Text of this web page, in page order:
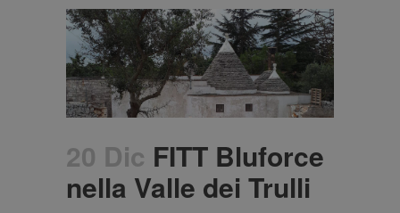
20 Dic FITT Bluforce
nella Valle dei Trulli